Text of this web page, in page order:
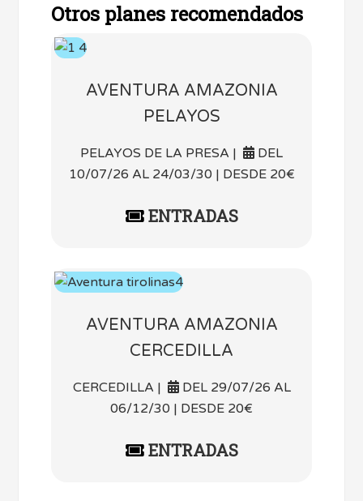
Otros planes recomendados
AVENTURA AMAZONIA
PELAYOS
PELAYOS DE LA PRESA |
DEL
10/07/26 AL 24/03/30 | DESDE 20€
ENTRADAS
AVENTURA AMAZONIA
CERCEDILLA
CERCEDILLA |
DEL 29/07/26 AL
06/12/30 | DESDE 20€
ENTRADAS